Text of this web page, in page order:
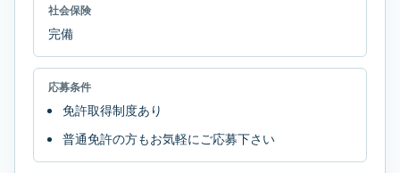
社会保険
完備
応募条件
免許取得制度あり
普通免許の方もお気軽にご応募下さい